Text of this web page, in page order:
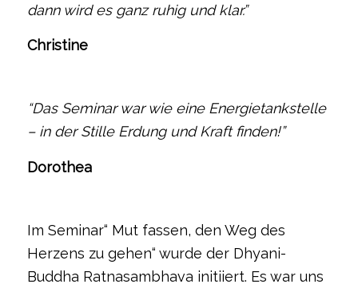
dann wird es ganz ruhig und klar.”
Christine
“Das Seminar war wie eine Energietankstelle
– in der Stille Erdung und Kraft finden!”
Dorothea
Im Seminar“ Mut fassen, den Weg des
Herzens zu gehen“ wurde der Dhyani-
Buddha Ratnasambhava initiiert. Es war uns